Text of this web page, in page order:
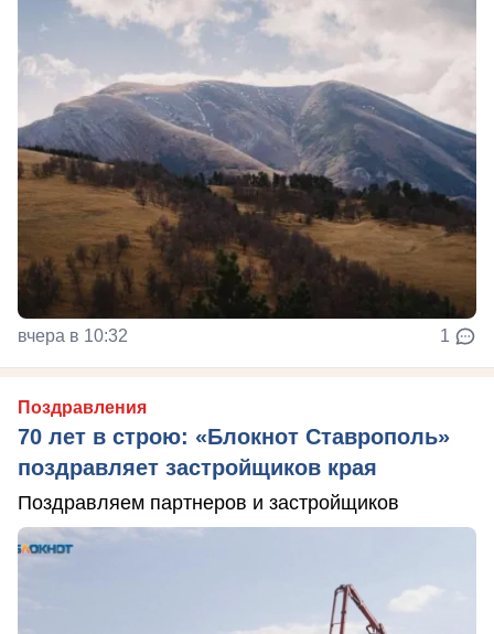
вчера в 10:32 1
Поздравления
70 лет в строю: «Блокнот Ставрополь»
поздравляет застройщиков края
Поздравляем партнеров и застройщиков